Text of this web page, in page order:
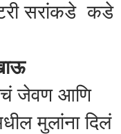
सरांकडे कडे
जेवण आणि
मुलांना दिलं